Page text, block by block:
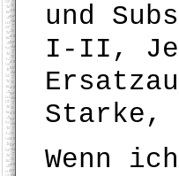
und
I-II,
Starke,
Wenn